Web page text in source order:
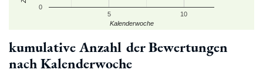
5 10
0
Kalenderwoche
kumulative Anzahl der Bewertungen
nach Kalenderwoche